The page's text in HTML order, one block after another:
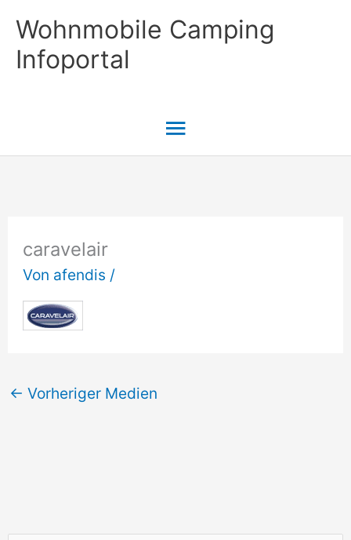
Inhalt
springen
Wohnmobile Camping
Infoportal
Hauptmenü
caravelair
Von afendis /
← Vorheriger Medien